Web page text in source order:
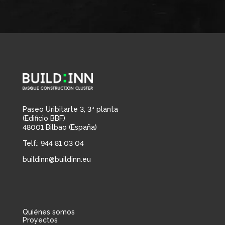
Paseo Uribitarte 3, 3ª planta
(Edificio BBF)
48001 Bilbao (España)
Telf.: 944 81 03 04
buildinn@buildinn.eu
Quiénes somos
Proyectos